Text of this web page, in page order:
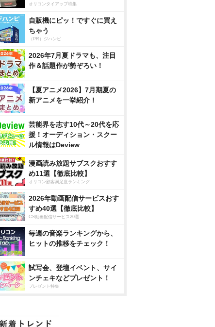
オリコンタイアップ特集
自販機にピッ！ですぐに買え
ちゃう
（PR）ジハンピ
2026年7月夏ドラマも、注目
作＆話題作が勢ぞろい！
【夏アニメ2026】7月期夏の
新アニメを一挙紹介！
芸能界を志す10代～20代を応
援！オーディション・スクー
ル情報はDeview
漫画読み放題サブスクおすす
め11選【徹底比較】
オリコン顧客満足度ランキング
2026年動画配信サービスおす
すめ40選【徹底比較】
CS動画配信サービス20選
毎週の音楽ランキングから、
ヒットの推移をチェック！
試写会、登壇イベント、サイ
ンチェキなどプレゼント！
プレゼント特集